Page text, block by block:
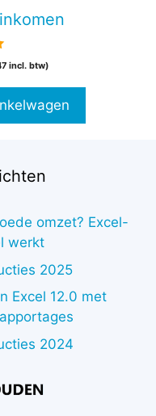
incl. btw)
omzet? Excel-
werkt
2025
Excel 12.0 met
2024